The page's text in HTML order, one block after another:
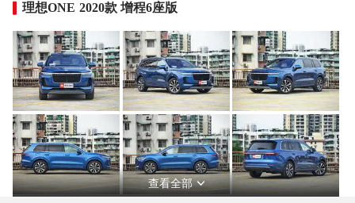
理想ONE 2020款 增程6座版
查看全部